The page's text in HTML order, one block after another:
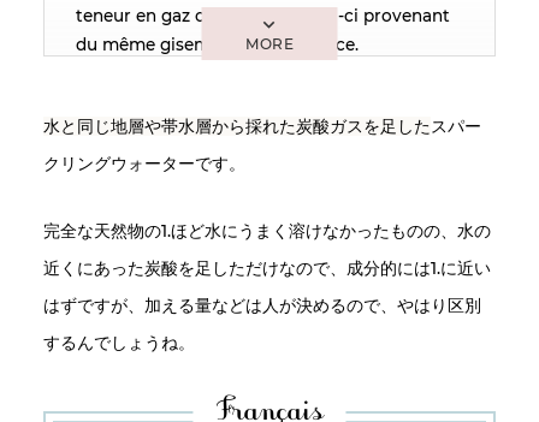
teneur en gaz carbonique, celui-ci provenant
du même gisement que la source.
水と同じ地層や帯水層から採れた炭酸ガスを足したスパー
クリングウォーターです。
完全な天然物の1.ほど水にうまく溶けなかったものの、水の
近くにあった炭酸を足しただけなので、成分的には1.に近い
はずですが、加える量などは人が決めるので、やはり区別
するんでしょうね。